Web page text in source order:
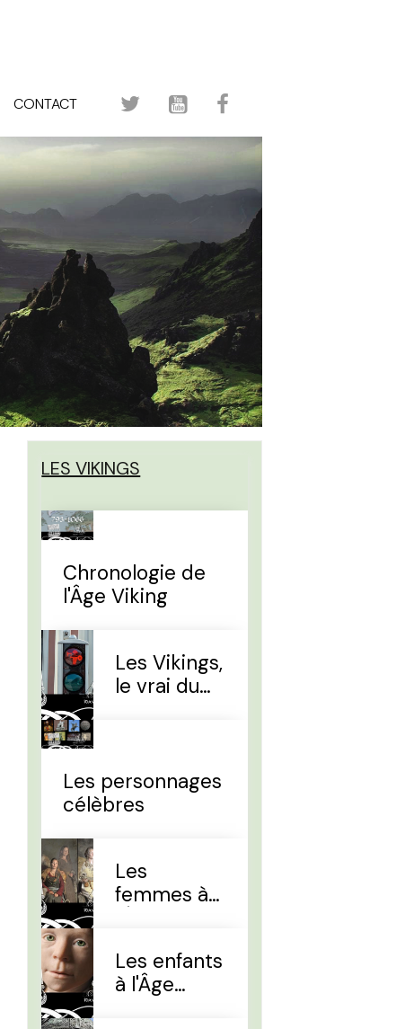
CONTACT
LES VIKINGS
Chronologie de
l'Âge Viking
Les Vikings,
le vrai du
Les personnages
célèbres
Les
femmes à
Les enfants
à l'Âge